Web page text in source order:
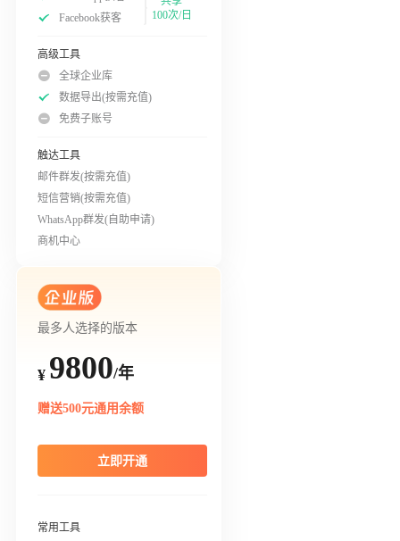
Facebook获客
100次/日
高级工具
全球企业库
数据导出(按需充值)
免费子账号
触达工具
邮件群发(按需充值)
短信营销(按需充值)
WhatsApp群发(自助申请)
商机中心
最多人选择的版本
¥ 9800/年
赠送500元通用余额
立即开通
常用工具